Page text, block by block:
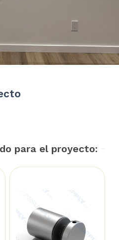
para el proyecto: